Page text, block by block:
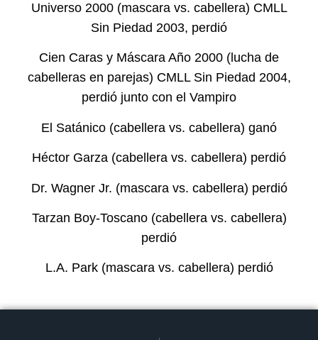
Universo 2000 (mascara vs. cabellera) CMLL
Sin Piedad 2003, perdió
Cien Caras y Máscara Año 2000 (lucha de
cabelleras en parejas) CMLL Sin Piedad 2004,
perdió junto con el Vampiro
El Satánico (cabellera vs. cabellera) ganó
Héctor Garza (cabellera vs. cabellera) perdió
Dr. Wagner Jr. (mascara vs. cabellera) perdió
Tarzan Boy-Toscano (cabellera vs. cabellera)
perdió
L.A. Park (mascara vs. cabellera) perdió